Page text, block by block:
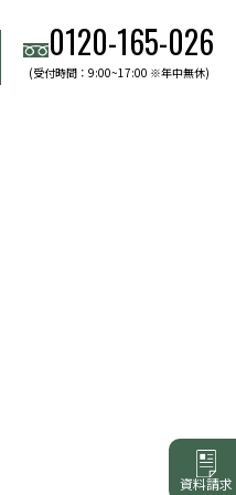
0120-165-026
(受付時間：9:00~17:00 ※年中無休)
資料請求